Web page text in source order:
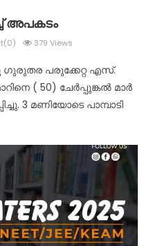
അപകടം
379 Views
ഗുരുതര പരുക്കേറ്റ എസ്.
( 50) ചേർപ്പുങ്കൽ മാർ
3 മണിയോടെ പാമ്പാടി